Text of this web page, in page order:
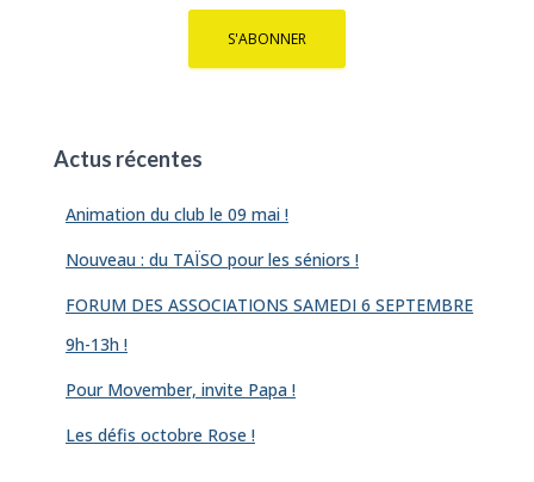
Actus récentes
Animation du club le 09 mai !
Nouveau : du TAÏSO pour les séniors !
FORUM DES ASSOCIATIONS SAMEDI 6 SEPTEMBRE
9h-13h !
Pour Movember, invite Papa !
Les défis octobre Rose !